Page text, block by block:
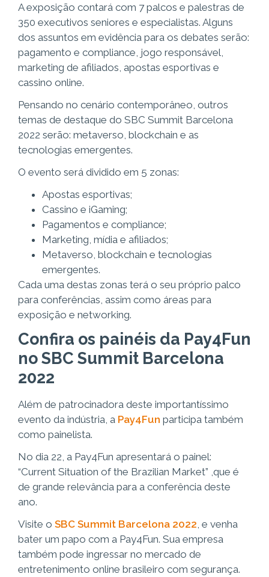
A exposição contará com 7 palcos e palestras de
350 executivos seniores e especialistas. Alguns
dos assuntos em evidência para os debates serão:
pagamento e compliance, jogo responsável,
marketing de afiliados, apostas esportivas e
cassino online.
Pensando no cenário contemporâneo, outros
temas de destaque do SBC Summit Barcelona
2022 serão: metaverso, blockchain e as
tecnologias emergentes.
O evento será dividido em 5 zonas:
Apostas esportivas;
Cassino e iGaming;
Pagamentos e compliance;
Marketing, mídia e afiliados;
Metaverso, blockchain e tecnologias
emergentes.
Cada uma destas zonas terá o seu próprio palco
para conferências, assim como áreas para
exposição e networking.
Confira os painéis da Pay4Fun
no SBC Summit Barcelona
2022
Além de patrocinadora deste importantíssimo
evento da indústria, a Pay4Fun participa também
como painelista.
No dia 22, a Pay4Fun apresentará o painel:
“Current Situation of the Brazilian Market” ,que é
de grande relevância para a conferência deste
ano.
Visite o SBC Summit Barcelona 2022 , e venha
bater um papo com a Pay4Fun. Sua empresa
também pode ingressar no mercado de
entretenimento online brasileiro com segurança.